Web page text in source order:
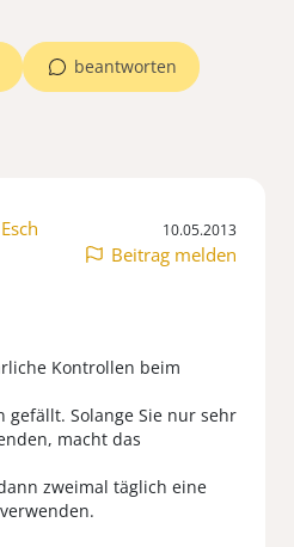
beantworten
10.05.2013
Beitrag melden
Kontrollen beim
gefällt. Solange Sie nur sehr
macht das
zweimal täglich eine